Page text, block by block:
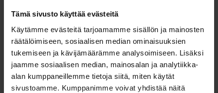
Tämä sivusto käyttää evästeitä
Käytämme evästeitä tarjoamamme sisällön ja mainosten
räätälöimiseen, sosiaalisen median ominaisuuksien
tukemiseen ja kävijämäärämme analysoimiseen. Lisäksi
jaamme sosiaalisen median, mainosalan ja analytiikka-
alan kumppaneillemme tietoja siitä, miten käytät
sivustoamme. Kumppanimme voivat yhdistää näitä
MegaMatchmaking – vuoden
toiveikkain rekrytointitapahtuma